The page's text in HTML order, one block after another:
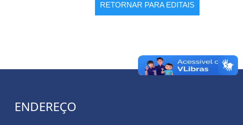
RETORNAR PARA EDITAIS
ENDEREÇO